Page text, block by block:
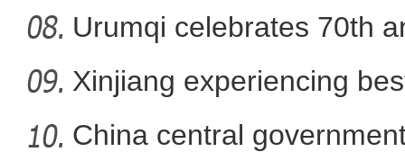
莎车4800亩榅桲喜获丰收 “金果
anniver
Urumqi celebrates 70th
Xinjiang experiencing
developm
China central